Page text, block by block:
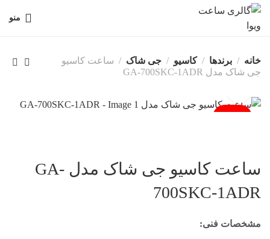
منو
خانه برندها کاسیو جی شاک
ساعت کاسیو
جی شاک مدل GA-700SKC-1ADR
ساعت کاسیو جی شاک مدل GA-
700SKC-1ADR
مشخصات فنی: